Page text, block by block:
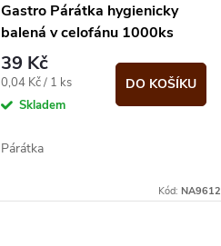
Gastro Párátka hygienicky
balená v celofánu 1000ks
39 Kč
Měrná
cena:
0,04 Kč / 1 ks
Skladem
DO KOŠÍKU
Párátka
Kód: NA9612